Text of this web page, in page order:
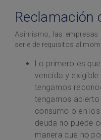
Reclamación
Asimismo, las
serie de requisitos al
Lo primero es
vencida y
tengamos
tengamos abierto
consumo o en
deuda no puede
manera que no